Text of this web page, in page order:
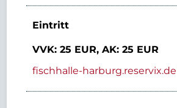
Eintritt
VVK: 25 EUR, AK: 25 EUR
fischhalle-harburg.reservix.de